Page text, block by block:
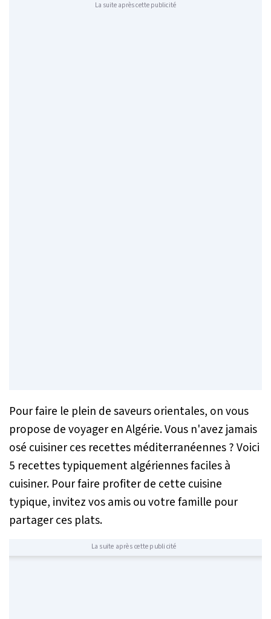
La suite après cette publicité
Pour faire le plein de saveurs orientales, on vous
propose de voyager en Algérie. Vous n'avez jamais
osé cuisiner ces recettes méditerranéennes ? Voici
5 recettes typiquement algériennes faciles à
cuisiner. Pour faire profiter de cette cuisine
typique, invitez vos amis ou votre famille pour
partager ces plats.
La suite après cette publicité